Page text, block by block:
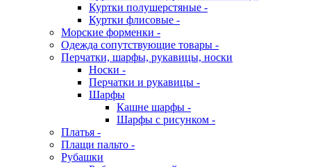
Куртки полушерстяные -
Куртки флисовые -
Морские форменки -
Одежда сопутствующие товары -
Перчатки, шарфы, рукавицы, носки
Носки -
Перчатки и рукавицы -
Шарфы
Кашне шарфы -
Шарфы с рисунком -
Платья -
Плащи пальто -
Рубашки